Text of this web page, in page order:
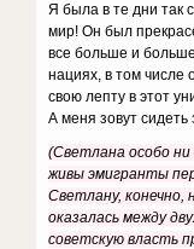
Я была в те дни так
мир! Он был
все больше и
нациях, в том числе
свою лепту в этот
А меня зовут
(Светлана особо
живы эмигранты
Светлану, конечно,
оказалась между
советскую власть